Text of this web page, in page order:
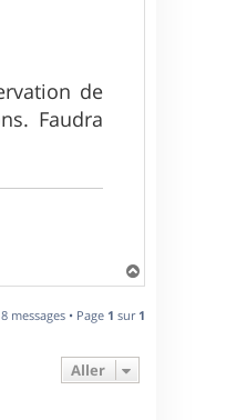
de
Faudra
a
t
8 messages • Page 1 sur 1
Aller